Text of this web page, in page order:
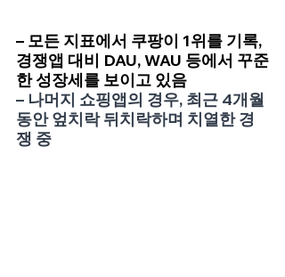
– 모든 지표에서 쿠팡이 1위를 기록,
경쟁앱 대비 DAU, WAU 등에서 꾸준
한 성장세를 보이고 있음
– 나머지 쇼핑앱의 경우, 최근 4개월
동안 엎치락 뒤치락하며 치열한 경
쟁 중